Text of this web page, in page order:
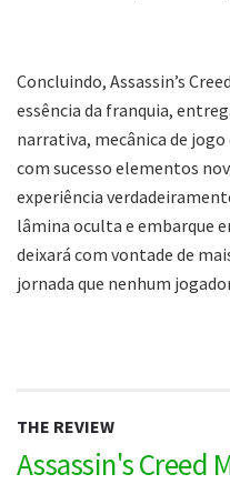
Concluindo, Assassin’s
essência da franquia,
narrativa, mecânica de
com sucesso elementos
experiência
lâmina oculta e embarque
deixará com vontade de
jornada que nenhum
THE REVIEW
Assassin's Creed